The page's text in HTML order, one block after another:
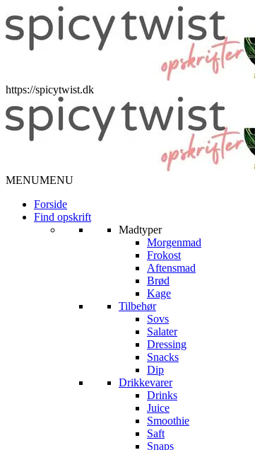
https://spicytwist.dk
MENUMENU
Forside
Find opskrift
Madtyper
Morgenmad
Frokost
Aftensmad
Brød
Kage
Tilbehør
Sovs
Salater
Dressing
Snacks
Dip
Drikkevarer
Drinks
Juice
Smoothie
Saft
Snaps